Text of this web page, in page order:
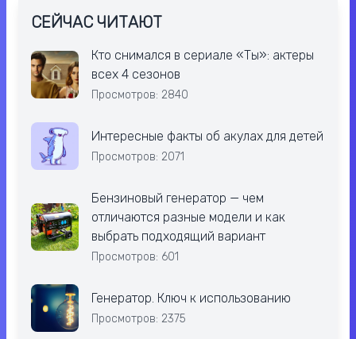
СЕЙЧАС ЧИТАЮТ
Кто снимался в сериале «Ты»: актеры
всех 4 сезонов
Просмотров: 2840
Интересные факты об акулах для детей
Просмотров: 2071
Бензиновый генератор — чем
отличаются разные модели и как
выбрать подходящий вариант
Просмотров: 601
Генератор. Ключ к использованию
Просмотров: 2375